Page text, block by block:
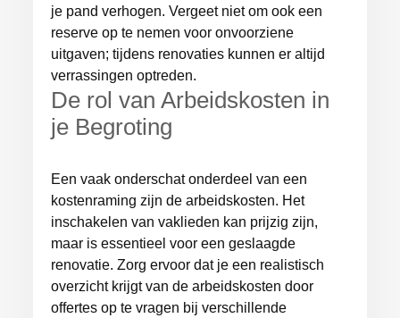
je pand verhogen. Vergeet niet om ook een
reserve op te nemen voor onvoorziene
uitgaven; tijdens renovaties kunnen er altijd
verrassingen optreden.
De rol van Arbeidskosten in
je Begroting
Een vaak onderschat onderdeel van een
kostenraming zijn de arbeidskosten. Het
inschakelen van vaklieden kan prijzig zijn,
maar is essentieel voor een geslaagde
renovatie. Zorg ervoor dat je een realistisch
overzicht krijgt van de arbeidskosten door
offertes op te vragen bij verschillende